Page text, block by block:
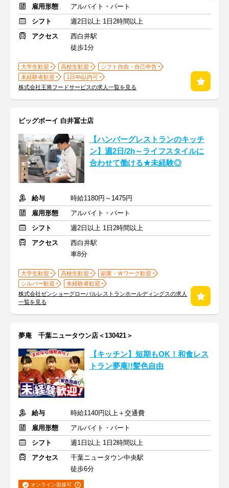
雇用形態
アルバイト・パート
シフト
週2日以上 1日2時間以上
アクセス
西白井駅
徒歩1分
大学生歓迎 高校生歓迎
シフト自由・自己申告
未経験者歓迎
1日4h以内可
株式会社王将フードサービスの求人一覧を見る
ビッグボーイ 白井冨士店
【ハンバーグレストランのキッチ
ン】週2日/2h～ライフスタイルに
合わせて働ける★未経験◎
給与
時給1180円～1475円
雇用形態
アルバイト・パート
シフト
週2日以上 1日2時間以上
アクセス
西白井駅
車8分
大学生歓迎 高校生歓迎
副業・Ｗワーク歓迎
シルバー歓迎
未経験者歓迎
株式会社ゼンショーグローバルレストランホールディングスの求人
一覧を見る
夢庵 千葉ニュータウン店＜130421＞
【キッチン】短期もOK！和食レス
トラン夢庵!!髪色自由
給与
時給1140円以上＋交通費
雇用形態
アルバイト・パート
シフト
週1日以上 1日2時間以上
アクセス
千葉ニュータウン中央駅
徒歩6分
オンライン面接可